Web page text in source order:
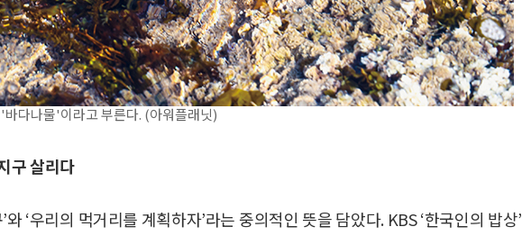
다나물'이라고 부른다. (아워플래닛)
구 살리다
와 ‘우리의 먹거리를 계획하자’라는 중의적인 뜻을 담았다. KBS ‘한국인의 밥상’